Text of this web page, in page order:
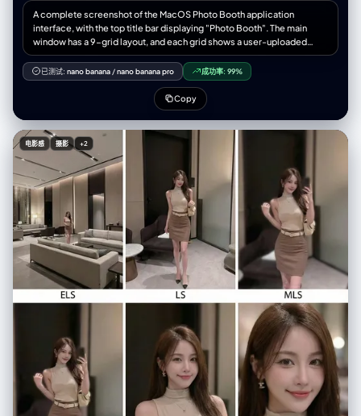
A complete screenshot of the MacOS Photo Booth application
interface, with the top title bar displaying "Photo Booth". The main
window has a 9-grid layout, and each grid shows a user-uploaded
person with different funny effects applied. At the bottom of each
grid, there are white Chinese subtitles: First row: Alien, Crooked Nose,
Chipmunk; Second row: Madly in Love, Normal, Dizzy; Third row: Fool,
Big Eyes, Frog. At the bottom is a gray control bar with left and right
arrows, four navigation dots (the first one is blue), and an "Effects"
button. The background is dark and blurred.
已测试: nano banana /nano banana pro 成功率: 99%
Copy
电影感 摄影 +2